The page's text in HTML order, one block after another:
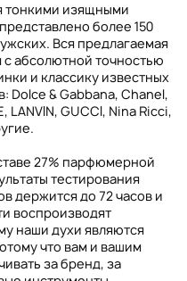
тонкими изящными
более 150
Вся предлагаемая
абсолютной точностью
и классику известных
& Gabbana, Chanel,
GUCCI, Nina Ricci,
27% парфюмерной
тестирования
держится до 72 часов и
воспроизводят
наши духи являются
что вам и вашим
за бренд, за